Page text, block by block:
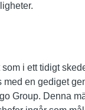
i ett tidigt
en gediget
Group. Denna